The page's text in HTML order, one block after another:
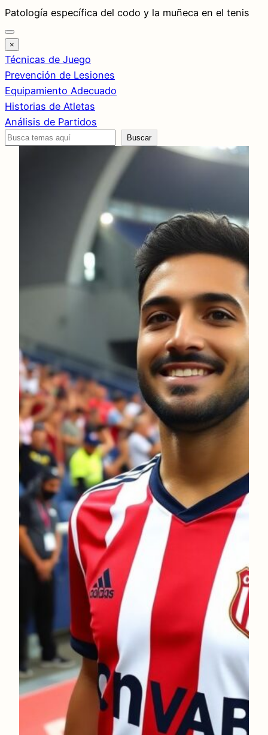
Saltar
al
contenido
Patología específica del codo y la muñeca en el tenis
×
Técnicas de Juego
Prevención de Lesiones
Equipamiento Adecuado
Historias de Atletas
Análisis de Partidos
Buscar
Buscar